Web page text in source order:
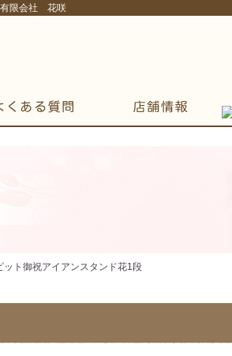
有限会社 花咲
ット御祝アイアンスタンド花1段